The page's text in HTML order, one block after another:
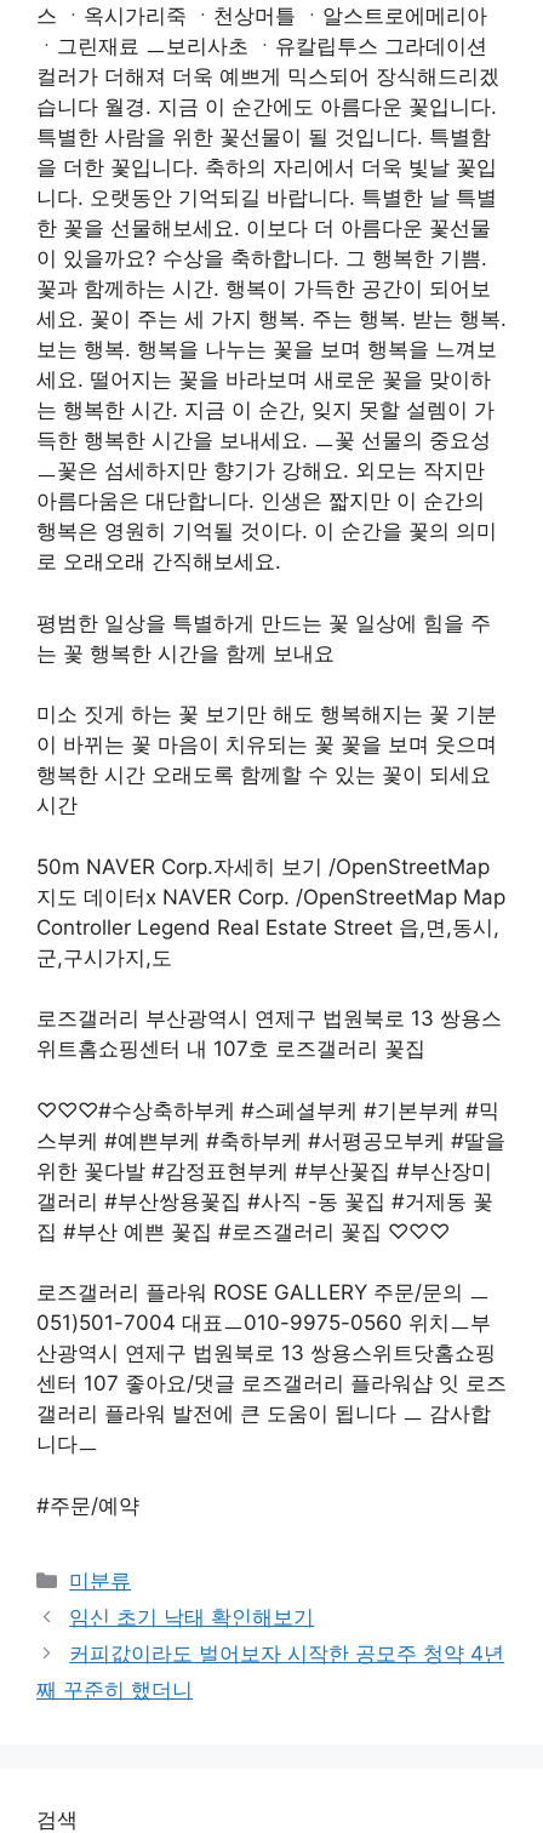
스 ㆍ옥시가리죽 ㆍ천상머틀 ㆍ알스트로에메리아
ㆍ그린재료 ㅡ보리사초 ㆍ유칼립투스 그라데이션
컬러가 더해져 더욱 예쁘게 믹스되어 장식해드리겠
습니다 월경. 지금 이 순간에도 아름다운 꽃입니다.
특별한 사람을 위한 꽃선물이 될 것입니다. 특별함
을 더한 꽃입니다. 축하의 자리에서 더욱 빛날 꽃입
니다. 오랫동안 기억되길 바랍니다. 특별한 날 특별
한 꽃을 선물해보세요. 이보다 더 아름다운 꽃선물
이 있을까요? 수상을 축하합니다. 그 행복한 기쁨.
꽃과 함께하는 시간. 행복이 가득한 공간이 되어보
세요. 꽃이 주는 세 가지 행복. 주는 행복. 받는 행복.
보는 행복. 행복을 나누는 꽃을 보며 행복을 느껴보
세요. 떨어지는 꽃을 바라보며 새로운 꽃을 맞이하
는 행복한 시간. 지금 이 순간, 잊지 못할 설렘이 가
득한 행복한 시간을 보내세요. ㅡ꽃 선물의 중요성
ㅡ꽃은 섬세하지만 향기가 강해요. 외모는 작지만
아름다움은 대단합니다. 인생은 짧지만 이 순간의
행복은 영원히 기억될 것이다. 이 순간을 꽃의 의미
로 오래오래 간직해보세요.
평범한 일상을 특별하게 만드는 꽃 일상에 힘을 주
는 꽃 행복한 시간을 함께 보내요
미소 짓게 하는 꽃 보기만 해도 행복해지는 꽃 기분
이 바뀌는 꽃 마음이 치유되는 꽃 꽃을 보며 웃으며
행복한 시간 오래도록 함께할 수 있는 꽃이 되세요
시간
50m NAVER Corp.자세히 보기 /OpenStreetMap
지도 데이터x NAVER Corp. /OpenStreetMap Map
Controller Legend Real Estate Street 읍,면,동시,
군,구시가지,도
로즈갤러리 부산광역시 연제구 법원북로 13 쌍용스
위트홈쇼핑센터 내 107호 로즈갤러리 꽃집
♡♡♡#수상축하부케 #스페셜부케 #기본부케 #믹
스부케 #예쁜부케 #축하부케 #서평공모부케 #딸을
위한 꽃다발 #감정표현부케 #부산꽃집 #부산장미
갤러리 #부산쌍용꽃집 #사직 -동 꽃집 #거제동 꽃
집 #부산 예쁜 꽃집 #로즈갤러리 꽃집 ♡♡♡
로즈갤러리 플라워 ROSE GALLERY 주문/문의 ㅡ
051)501-7004 대표ㅡ010-9975-0560 위치ㅡ부
산광역시 연제구 법원북로 13 쌍용스위트닷홈쇼핑
센터 107 좋아요/댓글 로즈갤러리 플라워샵 잇 로즈
갤러리 플라워 발전에 큰 도움이 됩니다 ㅡ 감사합
니다ㅡ
#주문/예약
Categories
미분류
임신 초기 낙태 확인해보기
커피값이라도 벌어보자 시작한 공모주 청약 4년
째 꾸준히 했더니
검색